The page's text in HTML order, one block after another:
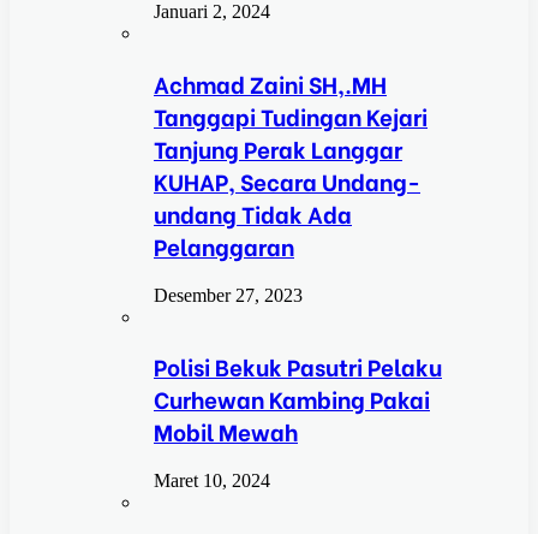
Januari 2, 2024
Achmad Zaini SH,.MH
Tanggapi Tudingan Kejari
Tanjung Perak Langgar
KUHAP, Secara Undang-
undang Tidak Ada
Pelanggaran
Desember 27, 2023
Polisi Bekuk Pasutri Pelaku
Curhewan Kambing Pakai
Mobil Mewah
Maret 10, 2024